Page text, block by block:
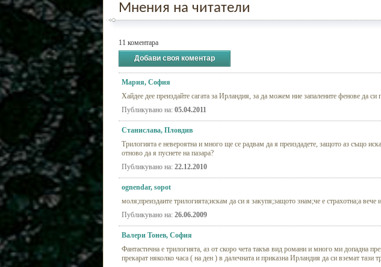
Мнения на читатели
11 коментара
Добави своя коментар
Мария, София
Хайдее дее преиздайте сагата за Ирландия, за да можем ние запалените фенове да си
Публикувано на: 05.04.2011
Станислава, Пловдив
Трилогията е невероятна и много ще се радвам да я преиздадете, защото аз също
отново да я пуснете на пазара?
Публикувано на: 22.12.2010
ognendar, sopot
моля;преиздаите трилогията;искам да си я закупя;защото знам;че е страхотна;а вече
Публикувано на: 26.06.2009
Валери Тонев, София
Фантастична е трилогията, аз от скоро чета такъв вид романи и много ми допадна
прекарат няколко часа ( на ден ) в далечната и приказна Ирландия да си вземат тази